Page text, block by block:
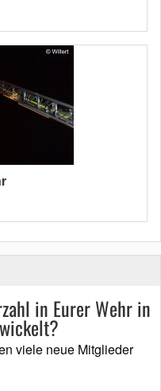
in Eurer Wehr in
viele neue Mitglieder